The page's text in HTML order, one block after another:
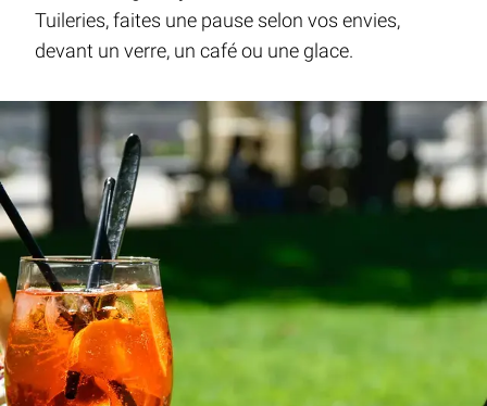
Tuileries, faites une pause selon vos envies,
devant un verre, un café ou une glace.